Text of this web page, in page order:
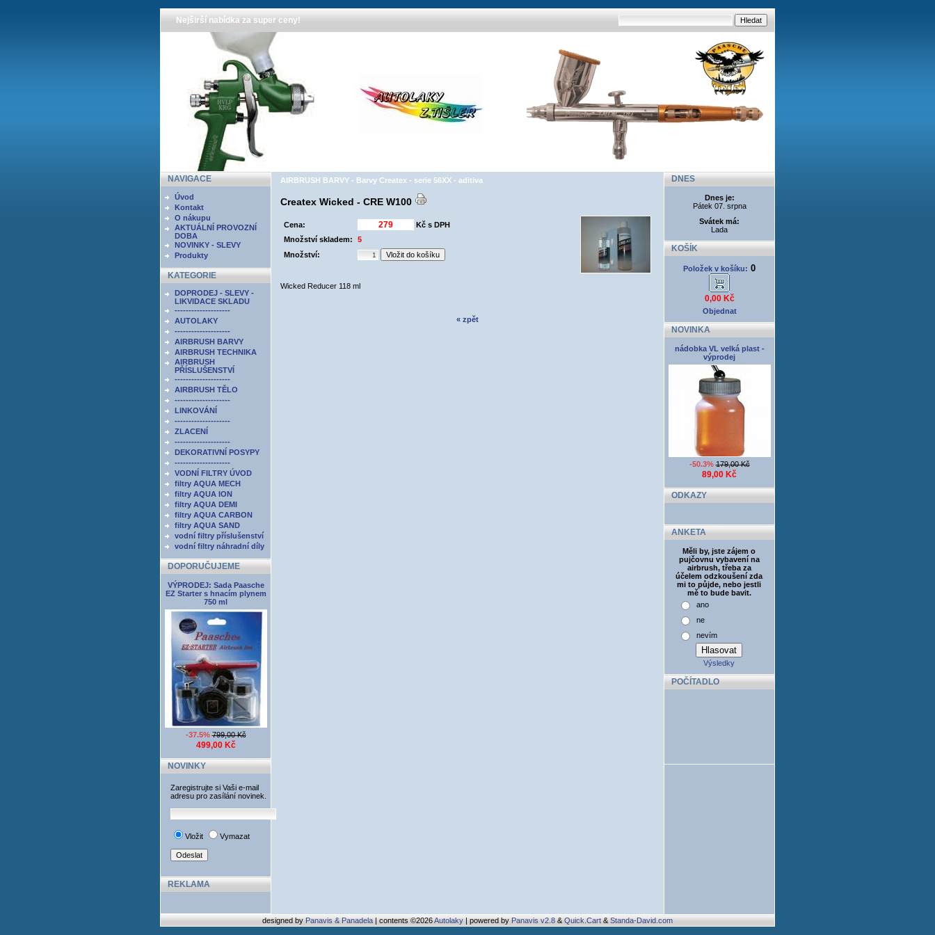
Nejširší nabídka za super ceny!
NAVIGACE
Úvod
Kontakt
O nákupu
AKTUÁLNÍ PROVOZNÍ
DOBA
NOVINKY - SLEVY
Produkty
KATEGORIE
DOPRODEJ - SLEVY -
LIKVIDACE SKLADU
--------------------
AUTOLAKY
--------------------
AIRBRUSH BARVY
AIRBRUSH TECHNIKA
AIRBRUSH
PŘÍSLUŠENSTVÍ
--------------------
AIRBRUSH TĚLO
--------------------
LINKOVÁNÍ
--------------------
ZLACENÍ
--------------------
DEKORATIVNÍ POSYPY
--------------------
VODNÍ FILTRY ÚVOD
filtry AQUA MECH
filtry AQUA ION
filtry AQUA DEMI
filtry AQUA CARBON
filtry AQUA SAND
vodní filtry příslušenství
vodní filtry náhradní díly
DOPORUČUJEME
VÝPRODEJ: Sada Paasche
EZ Starter s hnacím plynem
750 ml
-37.5%799,00 Kč
499,00 Kč
NOVINKY
Zaregistrujte si Vaši e-mail
adresu pro zasílání novinek.
Vložit Vymazat
REKLAMA
AIRBRUSH BARVY - Barvy Createx - serie 56XX - aditiva
Createx Wicked - CRE W100
Cena:
Kč s DPH
Množství skladem:
5
Množství:
Wicked Reducer 118 ml
« zpět
DNES
Dnes je:
Pátek 07. srpna
Svátek má:
Lada
KOŠÍK
Položek v košíku: 0
0,00 Kč
Objednat
NOVINKA
nádobka VL velká plast -
výprodej
-50.3%179,00 Kč
89,00 Kč
ODKAZY
ANKETA
Měli by, jste zájem o
pujčovnu vybavení na
airbrush, třeba za
účelem odzkoušení zda
mi to půjde, nebo jestli
mě to bude bavit.
ano
ne
nevím
Výsledky
POČÍTADLO
designed byPanavis & Panadela| contents ©2026Autolaky| powered byPanavis v2.8&Quick.Cart&Standa-David.com